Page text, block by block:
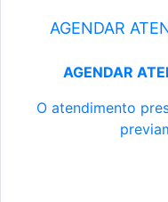
AGENDAR
AGENDAR
O atendimento